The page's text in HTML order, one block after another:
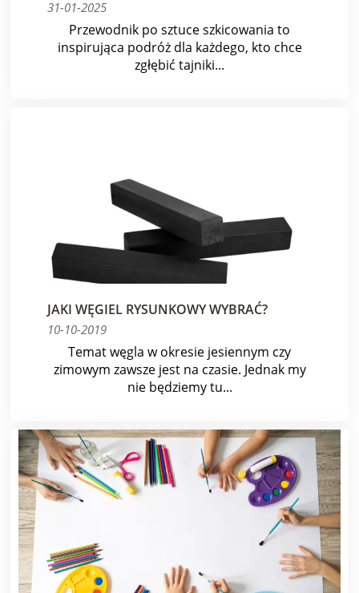
31-01-2025
Przewodnik po sztuce szkicowania to
inspirująca podróż dla każdego, kto chce
zgłębić tajniki...
JAKI WĘGIEL RYSUNKOWY WYBRAĆ?
10-10-2019
Temat węgla w okresie jesiennym czy
zimowym zawsze jest na czasie. Jednak my
nie będziemy tu...